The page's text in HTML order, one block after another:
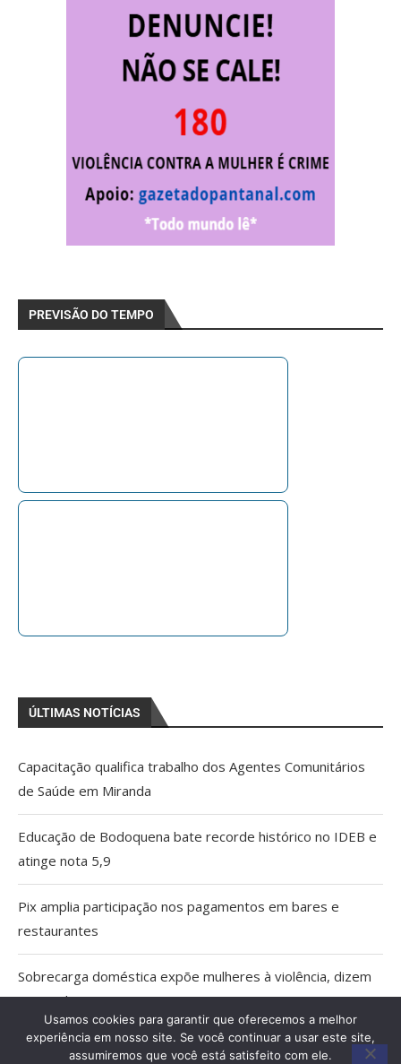
PREVISÃO DO TEMPO
ÚLTIMAS NOTÍCIAS
Capacitação qualifica trabalho dos Agentes Comunitários
de Saúde em Miranda
Educação de Bodoquena bate recorde histórico no IDEB e
atinge nota 5,9
Pix amplia participação nos pagamentos em bares e
restaurantes
Sobrecarga doméstica expõe mulheres à violência, dizem
especialistas
MPMS cria unidade para atuar em crimes ambientais e
Usamos cookies para garantir que oferecemos a melhor
experiência em nosso site. Se você continuar a usar este site,
assumiremos que você está satisfeito com ele.